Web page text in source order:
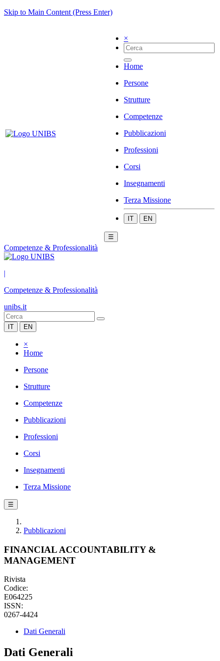
Skip to Main Content (Press Enter)
×
Home
Persone
Strutture
Competenze
Pubblicazioni
Professioni
Corsi
Insegnamenti
Terza Missione
IT EN
☰
Competenze & Professionalità
|
Competenze & Professionalità
unibs.it
IT EN
×
Home
Persone
Strutture
Competenze
Pubblicazioni
Professioni
Corsi
Insegnamenti
Terza Missione
☰
Pubblicazioni
FINANCIAL ACCOUNTABILITY &
MANAGEMENT
Rivista
Codice:
E064225
ISSN:
0267-4424
Dati Generali
Dati Generali